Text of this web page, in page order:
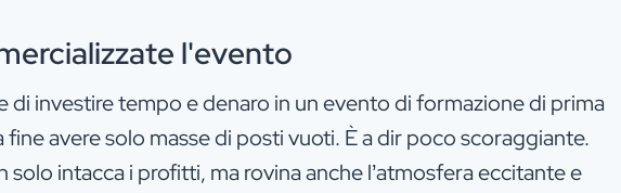
l'evento
di investire tempo e denaro in un evento di formazione di prima
fine avere solo masse di posti vuoti. È a dir poco scoraggiante.
solo intacca i profitti, ma rovina anche l’atmosfera eccitante e